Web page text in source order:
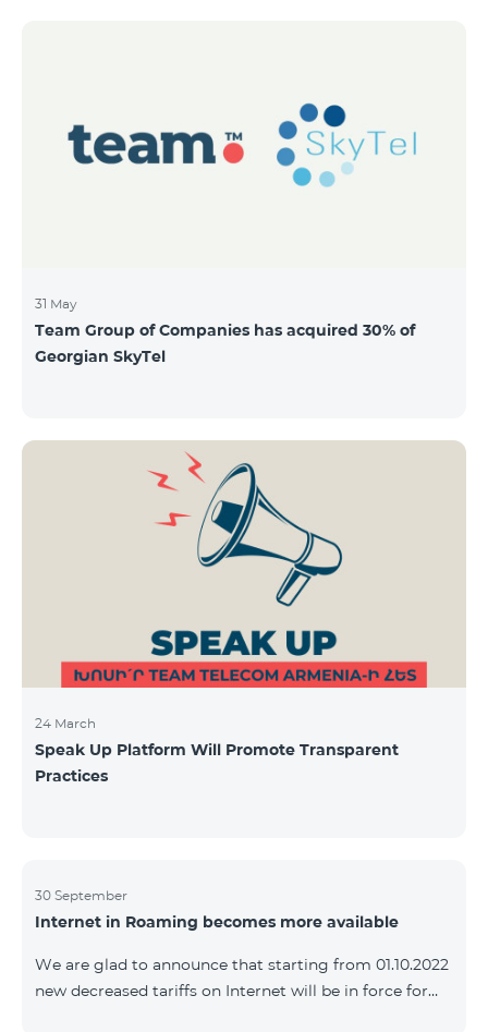
VOLUME 41,200 AMD
31 May
Team Group of Companies has acquired 30% of
Georgian SkyTel
24 March
Speak Up Platform Will Promote Transparent
Practices
30 September
Internet in Roaming becomes more available
We are glad to announce that starting from 01.10.2022
new decreased tariffs on Internet will be in force for